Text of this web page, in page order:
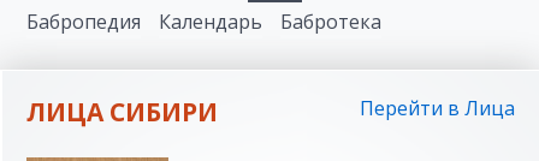
Бабропедия
Календарь Бабротека
ЛИЦА СИБИРИ Перейти в Лица